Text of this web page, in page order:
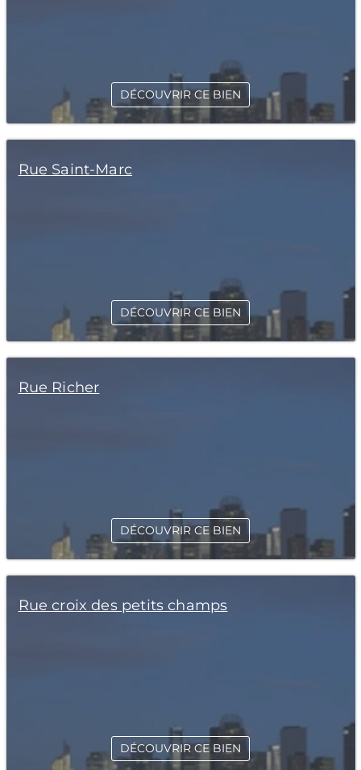
DÉCOUVRIR CE BIEN
Rue Saint-Marc
DÉCOUVRIR CE BIEN
Rue Richer
DÉCOUVRIR CE BIEN
Rue croix des petits champs
DÉCOUVRIR CE BIEN